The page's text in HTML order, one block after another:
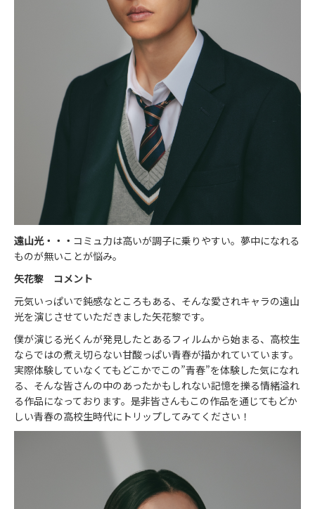
遠山光・・・ コミュ力は高いが調子に乗りやすい。夢中になれる
ものが無いことが悩み。
矢花黎 コメント
元気いっぱいで鈍感なところもある、そんな愛されキャラの遠山
光を演じさせていただきました矢花黎です。
僕が演じる光くんが発見したとあるフィルムから始まる、高校生
ならではの煮え切らない甘酸っぱい青春が描かれていています。
実際体験していなくてもどこかでこの”青春”を体験した気になれ
る、そんな皆さんの中のあったかもしれない記憶を擽る情緒溢れ
る作品になっております。是非皆さんもこの作品を通じてもどか
しい青春の高校生時代にトリップしてみてください！